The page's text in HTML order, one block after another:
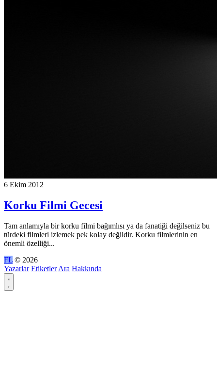
6 Ekim 2012
Korku Filmi Gecesi
Tam anlamıyla bir korku filmi bağımlısı ya da fanatiği değilseniz bu
türdeki filmleri izlemek pek kolay değildir. Korku filmlerinin en
önemli özelliği...
FL © 2026
Yazarlar Etiketler Ara Hakkında